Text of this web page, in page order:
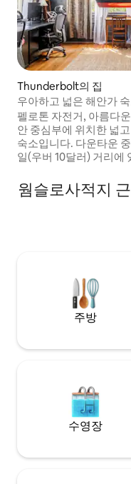
Thunderbolt의 집
우아하고 넓은 해안가
함
펠로톤 자전거, 아름다
안 중심부에 위치한 넓
숙소입니다. 다운타운
일(우버 10달러) 거리에
으며, 높은 천장, 넓은
광욕실, 젠에어 가전 제
레비전, 초고속 이로 메
웜슬로사적지
주방
수영장